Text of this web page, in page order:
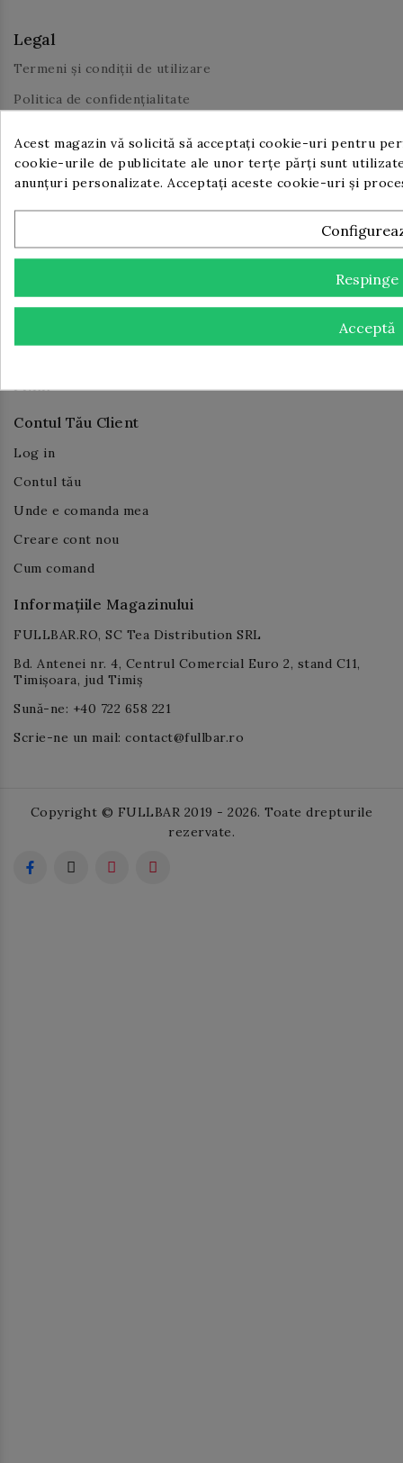
Legal
Termeni și condiții de utilizare
Politica de confidențialitate
Despre noi
Proiect IT pentru Digitalizarea IMM-urilor, ediția 2023
Comunicat de presă începere implementare proiect PNRR
PNRR
Contul Tău Client
Log in
Contul tău
Unde e comanda mea
Creare cont nou
Cum comand
Informațiile Magazinului
FULLBAR.RO, SC Tea Distribution SRL
Bd. Antenei nr. 4, Centrul Comercial Euro 2, stand C11,
Timișoara, jud Timiș
Sună-ne: +40 722 658 221
Scrie-ne un mail: contact@fullbar.ro
Copyright © FULLBAR 2019 - 2026. Toate drepturile
rezervate.
Acest magazin vă solicită să acceptați cookie-uri pentru
cookie-urile de publicitate ale unor terțe părți sunt
anunțuri personalizate. Acceptați aceste cookie-uri și
Respinge
Acceptă